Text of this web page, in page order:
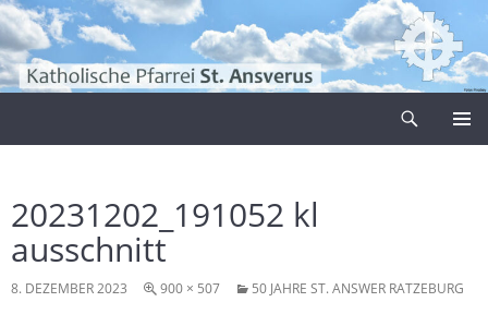
Zum
Inhalt
springen
20231202_191052 kl
ausschnitt
8. DEZEMBER 2023 900 × 507 50 JAHRE ST. ANSWER RATZEBURG